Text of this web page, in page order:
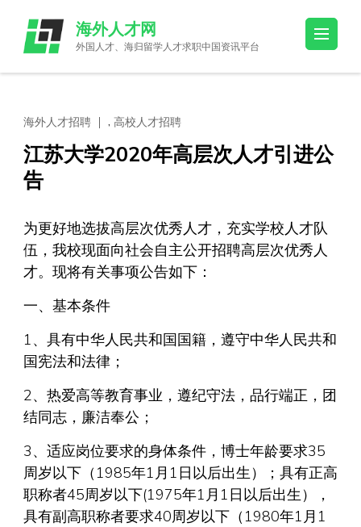
content
(Press
海外人才网
外国人才、海归留学人才求职中国资讯平台
海外人才招聘 , 高校人才招聘
江苏大学2020年高层次人才引进公
告
为更好地选拔高层次优秀人才，充实学校人才队
伍，我校现面向社会自主公开招聘高层次优秀人
才。现将有关事项公告如下：
一、基本条件
1、具有中华人民共和国国籍，遵守中华人民共和
国宪法和法律；
2、热爱高等教育事业，遵纪守法，品行端正，团
结同志，廉洁奉公；
3、适应岗位要求的身体条件，博士年龄要求35
周岁以下（1985年1月1日以后出生）；具有正高
职称者45周岁以下(1975年1月1日以后出生），
具有副高职称者要求40周岁以下（1980年1月1